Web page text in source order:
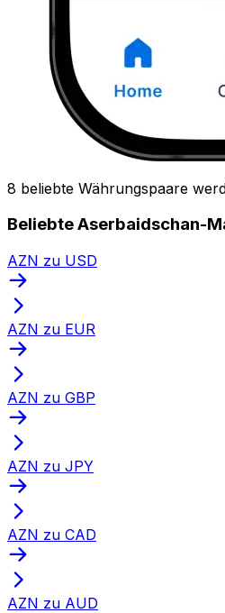
8 beliebte Währungspaare
Beliebte Aserbaidschan-
AZN zu USD
AZN zu EUR
AZN zu GBP
AZN zu JPY
AZN zu CAD
AZN zu AUD